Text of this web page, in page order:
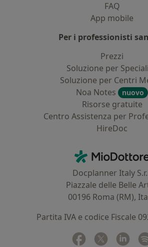
FAQ
App mobile
Per i professionisti
Prezzi
Soluzione per
Soluzione per Centri
Noa Notes
nuovo
Risorse gratuite
Centro Assistenza per
HireDoc
MioDottore -
Docplanner Italy
Piazzale delle Belle
00196 Roma (RM),
Partita IVA e codice Fiscale
Facebook
si apre in una
Twitter
si apre in
si